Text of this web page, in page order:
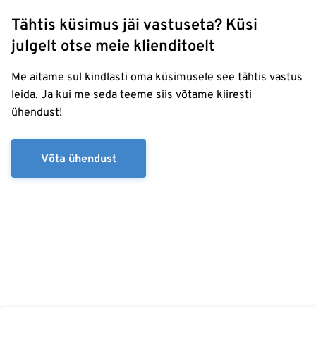
Tähtis küsimus jäi vastuseta? Küsi
julgelt otse meie klienditoelt
Me aitame sul kindlasti oma küsimusele see tähtis vastus
leida. Ja kui me seda teeme siis võtame kiiresti
ühendust!
Võta ühendust